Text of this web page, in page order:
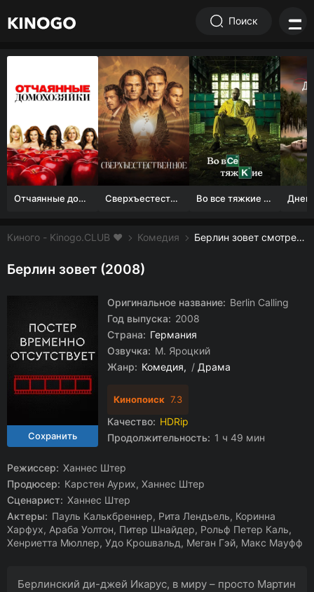
Поиск
Отчаянные домохозяйки (1 сезон) Сверхъестественное Во все тяжкие 1-5 сезон
Киного - Kinogo.CLUB ❤️ Комедия Берлин зовет смотреть онлайн бесплатно
Берлин зовет (2008)
Оригинальное название: Berlin Calling
Год выпуска: 2008
Страна: Германия
Озвучка: М. Яроцкий
Жанр: Комедия / Драма
Кинопоиск 7.3
Качество: HDRip
Продолжительность: 1 ч 49 мин
Режиссер: Ханнес Штер
Продюсер: Карстен Аурих, Ханнес Штер
Сценарист: Ханнес Штер
Актеры: Пауль Калькбреннер, Рита Лендьель, Коринна
Харфух, Араба Уолтон, Питер Шнайдер, Рольф Петер Каль,
Хенриетта Мюллер, Удо Крошвальд, Меган Гэй, Макс Мауфф
Берлинский ди-джей Икарус, в миру – просто Мартин